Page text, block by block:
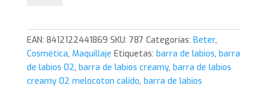
Warm
Peach.
Beter
cantidad
EAN: 8412122441869 SKU: 787 Categorías: Beter,
Cosmética, Maquillaje Etiquetas: barra de labios, barra
de labios 02, barra de labios creamy, barra de labios
creamy 02 melocoton calido, barra de labios